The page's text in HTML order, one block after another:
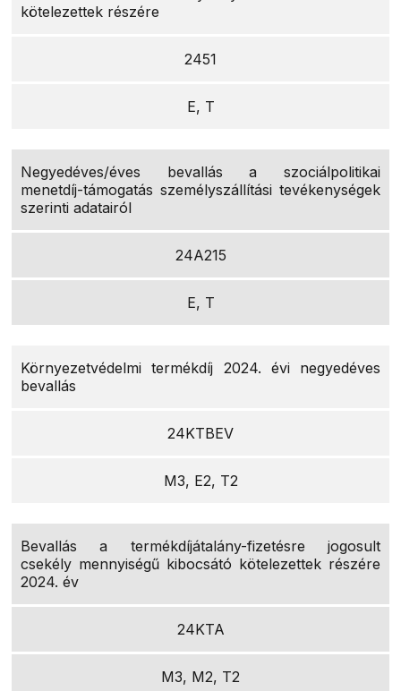
kötelezettek részére
2451
E, T
Negyedéves/éves bevallás a szociálpolitikai
menetdíj-támogatás személyszállítási tevékenységek
szerinti adatairól
24A215
E, T
Környezetvédelmi termékdíj 2024. évi negyedéves
bevallás
24KTBEV
M3, E2, T2
Bevallás a termékdíjátalány-fizetésre jogosult
csekély mennyiségű kibocsátó kötelezettek részére
2024. év
24KTA
M3, M2, T2